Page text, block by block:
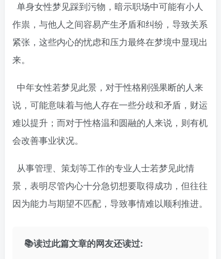
单身女性梦见踩到污物，暗示职场中可能有小人
作祟，与他人之间容易产生矛盾和纠纷，导致关系
紧张，这些内心的忧虑和压力最终在梦境中显现出
来。
中年女性若梦见此景，对于性格刚强果断的人来
说，可能意味着与他人存在一些分歧和矛盾，财运
难以提升；而对于性格温和圆融的人来说，则有机
会改善事业状况。
从事管理、策划等工作的专业人士若梦见此情
景，表明尽管内心十分急切想要取得成功，但往往
因为能力与期望不匹配，导致事情难以顺利推进。
📚读过此篇文章的网友还读过: